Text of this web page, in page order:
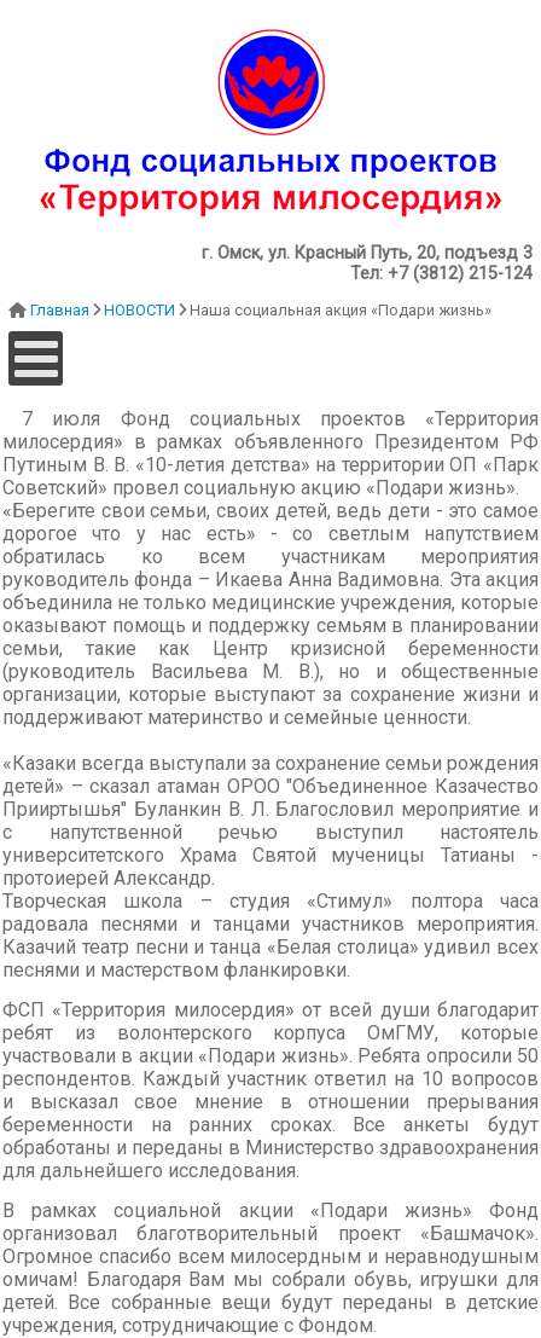
г. Омск, ул. Красный Путь, 20, подъезд 3
Тел: +7 (3812) 215-124
Главная НОВОСТИ Наша социальная акция «Подари жизнь»
7 июля Фонд социальных проектов «Территория
милосердия» в рамках объявленного Президентом РФ
Путиным В. В. «10-летия детства» на территории ОП «Парк
Советский» провел социальную акцию «Подари жизнь».
«Берегите свои семьи, своих детей, ведь дети - это самое
дорогое что у нас есть» - со светлым напутствием
обратилась ко всем участникам мероприятия
руководитель фонда – Икаева Анна Вадимовна. Эта акция
объединила не только медицинские учреждения, которые
оказывают помощь и поддержку семьям в планировании
семьи, такие как Центр кризисной беременности
(руководитель Васильева М. В.), но и общественные
организации, которые выступают за сохранение жизни и
поддерживают материнство и семейные ценности.
«Казаки всегда выступали за сохранение семьи рождения
детей» – сказал атаман ОРОО "Объединенное Казачество
Прииртышья" Буланкин В. Л. Благословил мероприятие и
с напутственной речью выступил настоятель
университетского Храма Святой мученицы Татианы -
протоиерей Александр.
Творческая школа – студия «Стимул» полтора часа
радовала песнями и танцами участников мероприятия.
Казачий театр песни и танца «Белая столица» удивил всех
песнями и мастерством фланкировки.
ФСП «Территория милосердия» от всей души благодарит
ребят из волонтерского корпуса ОмГМУ, которые
участвовали в акции «Подари жизнь». Ребята опросили 50
респондентов. Каждый участник ответил на 10 вопросов
и высказал свое мнение в отношении прерывания
беременности на ранних сроках. Все анкеты будут
обработаны и переданы в Министерство здравоохранения
для дальнейшего исследования.
В рамках социальной акции «Подари жизнь» Фонд
организовал благотворительный проект «Башмачок».
Огромное спасибо всем милосердным и неравнодушным
омичам! Благодаря Вам мы собрали обувь, игрушки для
детей. Все собранные вещи будут переданы в детские
учреждения, сотрудничающие с Фондом.